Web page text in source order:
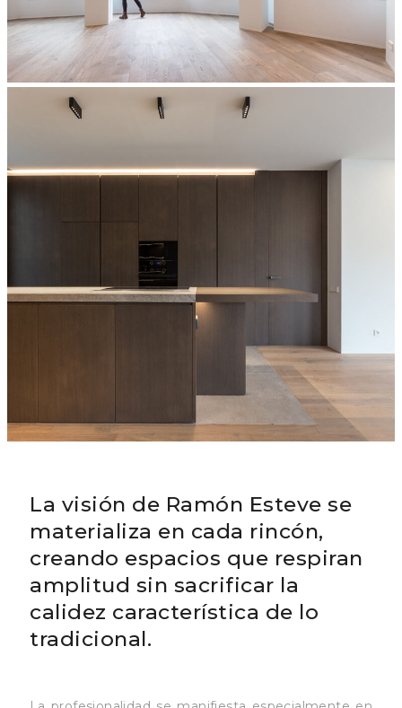
La visión de Ramón Esteve se
materializa en cada rincón,
creando espacios que respiran
amplitud sin sacrificar la
calidez característica de lo
tradicional.